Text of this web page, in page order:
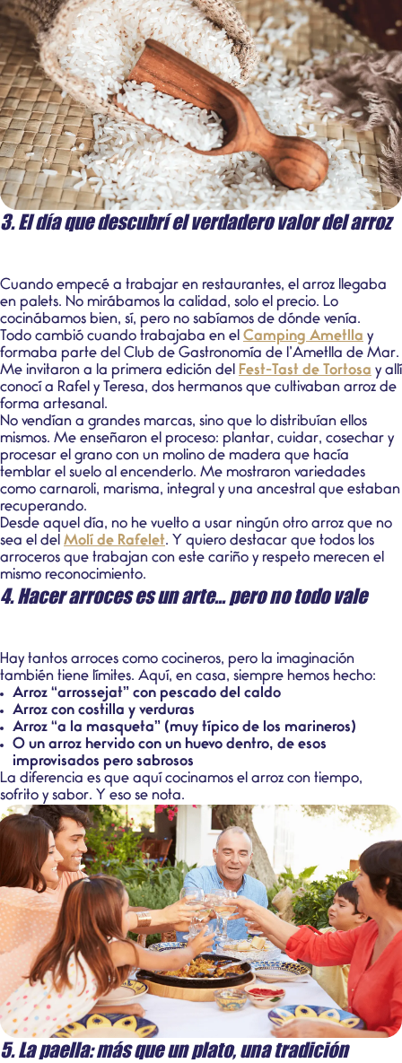
3. El día que descubrí el verdadero valor del arroz
Cuando empecé a trabajar en restaurantes, el arroz llegaba
en palets. No mirábamos la calidad, solo el precio. Lo
cocinábamos bien, sí, pero no sabíamos de dónde venía.
Todo cambió cuando trabajaba en el Camping Ametlla y
formaba parte del Club de Gastronomía de l’Ametlla de Mar.
Me invitaron a la primera edición del Fest-Tast de Tortosa y allí
conocí a Rafel y Teresa, dos hermanos que cultivaban arroz de
forma artesanal.
No vendían a grandes marcas, sino que lo distribuían ellos
mismos. Me enseñaron el proceso: plantar, cuidar, cosechar y
procesar el grano con un molino de madera que hacía
temblar el suelo al encenderlo. Me mostraron variedades
como carnaroli, marisma, integral y una ancestral que estaban
recuperando.
Desde aquel día, no he vuelto a usar ningún otro arroz que no
sea el del Molí de Rafelet. Y quiero destacar que todos los
arroceros que trabajan con este cariño y respeto merecen el
mismo reconocimiento.
4. Hacer arroces es un arte... pero no todo vale
Hay tantos arroces como cocineros, pero la imaginación
también tiene límites. Aquí, en casa, siempre hemos hecho:
Arroz “arrossejat” con pescado del caldo
Arroz con costilla y verduras
Arroz “a la masqueta” (muy típico de los marineros)
O un arroz hervido con un huevo dentro, de esos
improvisados pero sabrosos
La diferencia es que aquí cocinamos el arroz con tiempo,
sofrito y sabor. Y eso se nota.
5. La paella: más que un plato, una tradición